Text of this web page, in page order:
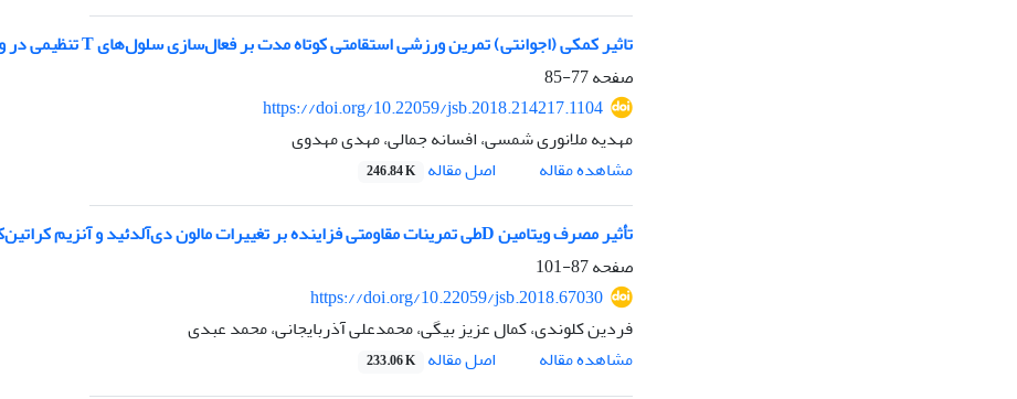
تاثیر کمکی (اجوانتی) تمرین ورزشی استقامتی کوتاه مدت بر فعال‌سازی سلول‌های T تنظیمی در واکسن HSV-1 و یادآورهای آن
صفحه77-85
https://doi.org/10.22059/jsb.2018.214217.1104
مهدیه ملانوری شمسی، افسانه جمالی، مهدی مهدوی
مشاهده مقاله
اصل مقاله 246.84 K
تأثیر مصرف ویتامین Dطی تمرینات مقاومتی فزاینده بر تغییرات مالون دی‌آلدئید و آنزیم کراتین‌کیناز در مردان تمرین‌نکرده
صفحه87-101
https://doi.org/10.22059/jsb.2018.67030
فردین کلوندی، کمال عزیز بیگی، محمدعلی آذربایجانی، محمد عبدی
مشاهده مقاله
اصل مقاله 233.06 K